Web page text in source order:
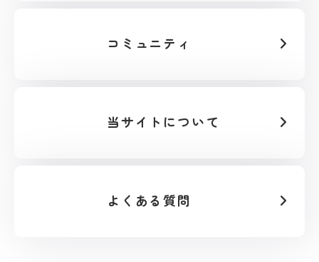
コミュニティ
当サイトについて
よくある質問